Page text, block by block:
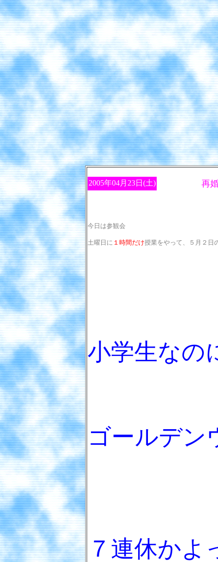
2005年04月23日(土) 再婚な
今日は参観会
土曜日に １時間だけ授業をやって、５月２日
小学生なの
ゴールデン
７連休かよ